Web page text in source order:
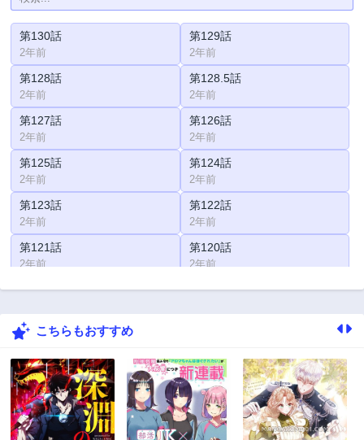
第130話
2年前
第129話
2年前
第128話
2年前
第128.5話
2年前
第127話
2年前
第126話
2年前
第125話
2年前
第124話
2年前
第123話
2年前
第122話
2年前
第121話
2年前
第120話
2年前
第119話 第118話
第118.5話
第116話
2年前
第115話
2年前
第114話
2年前
第113話
2年前
こちらもおすすめ